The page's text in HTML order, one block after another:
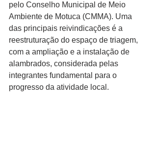
pelo Conselho Municipal de Meio
Ambiente de Motuca (CMMA). Uma
das principais reivindicações é a
reestruturação do espaço de triagem,
com a ampliação e a instalação de
alambrados, considerada pelas
integrantes fundamental para o
progresso da atividade local.